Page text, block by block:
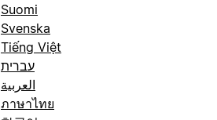
Suomi
Svenska
Tiếng Việt
עברית
العربية
ภาษาไทย